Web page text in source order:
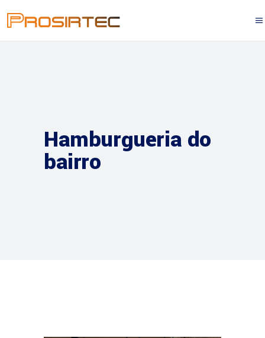
Hamburgueria do
bairro